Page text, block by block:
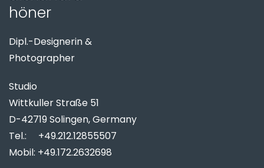
höner
Dipl.-Designerin &
Photographer
Studio
Wittkuller Straße 51
D-42719 Solingen, Germany
Tel.: +49.212.12855507
Mobil: +49.172.2632698